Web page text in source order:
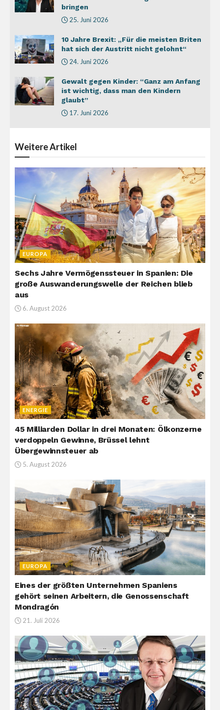
bringen
25. Juni 2026
10 Jahre Brexit: „Für die meisten Briten
hat sich der Austritt nicht gelohnt“
24. Juni 2026
Gewalt gegen Kinder: “Ganz am Anfang
ist wichtig, dass man den Kindern
glaubt”
17. Juni 2026
WeitereArtikel
EUROPA
Sechs Jahre Vermögenssteuer in Spanien: Die
große Auswanderungswelle der Reichen blieb
aus
6. August 2026
ENERGIE
45 Milliarden Dollar in drei Monaten: Ölkonzerne
verdoppeln Gewinne, Brüssel lehnt
Übergewinnsteuer ab
5. August 2026
EUROPA
Eines der größten Unternehmen Spaniens
gehört seinen Arbeitern, die Genossenschaft
Mondragón
21. Juli 2026